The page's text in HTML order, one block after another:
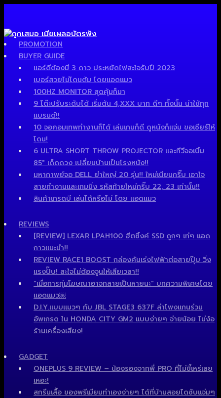
PROMOTION
BUYER GUIDE
แอร์ดีต้องมี 3 ดาว ประหยัดไฟสะใจรับปี 2023
เบอร์สวยไม่โดนต้ม โดยแอดแมว
100HZ MONITOR สุดคุ้มก็มา
9 โต๊ะปรับระดับได้ เริ่มต้น 4,XXX บาท ดีๆ ทั้งนั้น น่าใช้ทุก
แบรนด์!!
10 จอคอมเทพทำงานก็ได้ เล่นเกมก็ดี ดูหนังก็แจ่ม ขอเชียร์ให้
โดน!
6 ULTRA SHORT THROW PROJECTOR และทีวีจอเบิ้ม
85″ เด็ดดวง เปลี่ยนบ้านเป็นโรงหนัง!!
มหากาพย์จอ DELL ยำใหญ่ 20 รุ่น!! ใหม่เนียนกริ๊บ เอาใจ
สายทำงานและเกมมิ่ง รหัสท้ายใหม่กริ๊บ 22, 23 เท่านั้น!!
สินค้าเกรดบี เล่นได้หรือไม่ โดย แอดแมว
REVIEWS
[REVIEW] LEXAR LPAH100 ฮีตซิ้งค์ SSD ถูกๆ เท่ๆ แอด
กาวแนะนำ!!
REVIEW RACE1 BOOST กล่องคันเร่งไฟฟ้าต่อสายปุ๊บ วิ่ง
แรงปั๊บ! สะใจไม่ต้องจูนให้เสียเวลา!!
“เมื่อการทุ่มโฆษณาอาจกลายเป็นหายนะ” บทความพิเศษโดย
แอดแมว￼
D.I.Y.แบบแมวๆ กับ JBL STAGE3 637F ลำโพงแกนร่วม
อัพเกรด ใน HONDA CITY GM2 แบบง่ายๆ จ่ายน้อย ไม่ง้อ
ร้านเครื่องเสียง!
GADGET
ONEPLUS 9 REVIEW – น้องรองจากพี่ PRO ที่ไม่ขี้เหร่เลย
เหอะ!
สกรีนเสื้อ ของพรีเมียมทำเองง่ายๆ ได้ที่บ้านสอยไดซับแจ่มๆ